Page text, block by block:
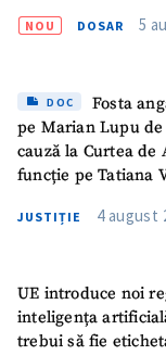
NOU DOSAR 5
DOC
Fosta
pe Marian Lupu de
cauză la Curtea
funcție pe Tatiana
JUSTIȚIE 4 august
UE introduce noi
inteligența
trebui să fie